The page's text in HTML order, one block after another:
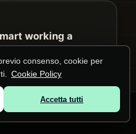
consenso, cookie per
Cookie Policy
Accetta tutti
working a
ricerca e alle
working e VPN.
contesto,
servite·Privacy·Cookie